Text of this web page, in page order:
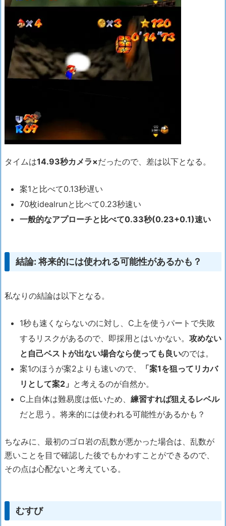
タイムは14.93秒カメラ×だったので、差は以下となる。
案1と比べて0.13秒遅い
70枚idealrunと比べて0.23秒速い
一般的なアプローチと比べて0.33秒(0.23+0.1)速い
結論: 将来的には使われる可能性があるかも？
私なりの結論は以下となる。
1秒も速くならないのに対し、C上を使うパートで失敗
するリスクがあるので、即採用とはいかない。 攻めない
と自己ベストが出ない場合なら使っても良いのでは。
案1のほうが案2よりも速いので、
「案1を狙ってリカバ
リとして案2」 と考えるのが自然か。
C上自体は難易度は低いため、 練習すれば狙えるレベル
だと思う。将来的には使われる可能性があるかも？
ちなみに、最初のゴロ岩の乱数が悪かった場合は、乱数が
悪いことを目で確認した後でもかわすことができるので、
その点は心配ないと考えている。
むすび